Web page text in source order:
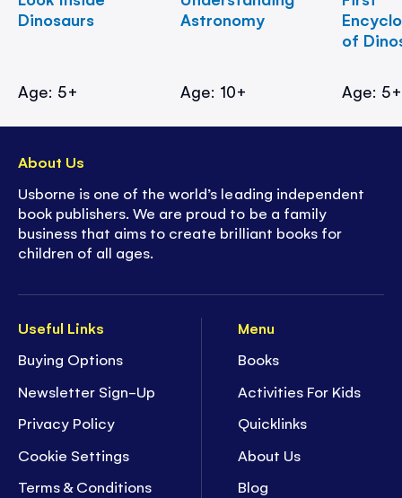
Dinosaurs
Age: 5+
Astronomy
Age: 10+
of
Age: 5+
Useful Links
Buying Options
Newsletter Sign-Up
Privacy Policy
Cookie Settings
Terms & Conditions
Menu
Books
Activities For Kids
Quicklinks
About Us
Blog
About Us
Usborne is one of the world’s leading independent
book publishers. We are proud to be a family
business that aims to create brilliant books for
children of all ages.